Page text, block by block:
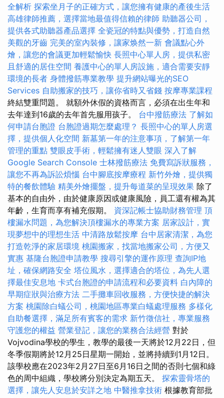
全解析 探索坐月子的正確方式，讓您擁有健康的產後生活
高雄律師推薦，選擇當地最值得信賴的律師 助聽器公司，
提供各式助聽器產品選擇 全瓷冠的特點與優勢，打造自然
美觀的牙齒 完美的室內裝修，讓家焕然一新 會議點心外
燴，讓您的會議更加輕鬆愉快 長照中心單人房，提供私密
且舒適的居住空間 養護中心的單人房設施，適合需要安靜
環境的長者 身體撥筋專業教學 提升網站曝光的SEO
Services 自助搬家的技巧，讓你省時又省錢 按摩專業課程
終結雙重問題。 就額外休假的資格而言，必須在出生年和
去年達到16歲的去年首先服用孩子。 台中撥筋療法 了解如
何申請台胞證 台胞證過期怎麼處理？ 長照中心的單人房選
擇，提供個人化空間 新墓第一年的注意事項，了解第一年
管理的重點 雙眼皮手術，輕鬆擁有迷人雙眼 深入了解
Google Search Console 士林撥筋療法 免費寫訴狀服務，
讓您不再為訴訟煩惱 台中腳底按摩療程 新竹外燴，提供獨
特的餐飲體驗 精美外燴擺盤，提升每道菜的呈現效果 除了
基本的自由外，由於健康原因或健康風險，員工還有權為其
年齡，生育而享有補充假期。 資深記帳士協助財務管理 頂
樓漏水問題，為您解決頂樓漏水的專業方案 居家設計，實
現夢想中的理想生活 中清路放鬆按摩 台中居家清潔，為您
打造乾淨的家居環境 桃園搬家，找當地搬家公司，方便又
實惠 基隆台胞證申請教學 搜尋引擎的運作原理 查詢IP地
址，確保網路安全 塔位風水，選擇適合的塔位，為先人選
擇最佳安息地 卡式台胞證的申請流程和必要資料 白內障的
早期症狀與治療方法 二手攤車回收服務，方便快捷的解決
方案 桃園除白蟻公司，桃園地區專業白蟻處理服務 多樣化
自助餐選擇，滿足所有賓客的需求 新竹徵信社，專業服務
守護您的權益 營業登記，讓您的業務合法經營 對於
Vojvodina學校的學生，教學的最後一天將於12月22日，但
冬季假期將於12月25日星期一開始，並將持續到1月12日。
該學校應在2023年2月27日至6月16日之間的否則七個和綠
色的周中組織，學校將分別決定為期五天。 探索靈骨塔的
選擇，讓先人安息於安詳之地 中醫推拿技術 根據教育部批